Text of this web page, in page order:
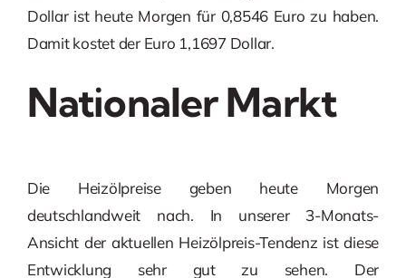
Dollar ist heute Morgen für 0,8546 Euro zu haben.
Damit kostet der Euro 1,1697 Dollar.
Nationaler Markt
Die Heizölpreise geben heute Morgen
deutschlandweit nach. In unserer 3-Monats-
Ansicht der aktuellen Heizölpreis-Tendenz ist diese
Entwicklung sehr gut zu sehen. Der